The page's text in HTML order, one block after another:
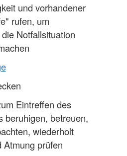
und vorhandener
rufen, um
Notfallsituation
Eintreffen des
beruhigen, betreuen,
wiederholt
Atmung prüfen